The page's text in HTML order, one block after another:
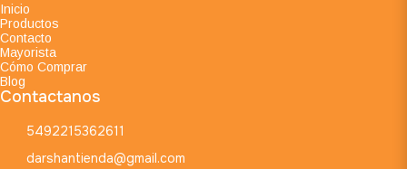
Inicio
Productos
Contacto
Mayorista
Cómo Comprar
Blog
Contactanos
5492215362611
darshantienda@gmail.com